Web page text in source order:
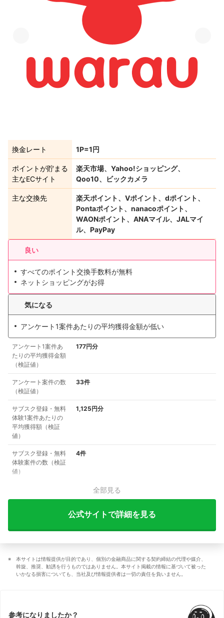
換金レート 1P=1円
ポイントが貯まる
主なECサイト
楽天市場、Yahoo!ショッピング、
Qoo10、ビックカメラ
主な交換先
楽天ポイント、Vポイント、dポイント、
Pontaポイント、nanacoポイント、
WAONポイント、ANAマイル、JALマイ
ル、PayPay
良い
すべてのポイント交換手数料が無料
ネットショッピングがお得
気になる
アンケート1案件あたりの平均獲得金額が低い
アンケート1案件あ
たりの平均獲得金額
（検証値）
177円分
アンケート案件の数
（検証値）
33件
サブスク登録・無料
体験1案件あたりの
平均獲得額（検証
値）
1,125円分
サブスク登録・無料
体験案件の数（検証
値）
4件
全部見る
公式サイトで詳細を見る
本サイトは情報提供が目的であり、個別の金融商品に関する契約締結の代理や媒介、
斡旋、推奨、勧誘を行うものではありません。本サイト掲載の情報に基づいて被った
いかなる損害についても、当社及び情報提供者は一切の責任を負いません。
参考になりましたか？